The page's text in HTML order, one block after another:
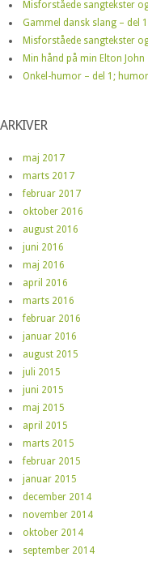
Misforståede sangtekster
Gammel dansk slang – del
Misforståede sangtekster
Min hånd på min Elton John
Onkel-humor – del 1;
ARKIVER
maj 2017
marts 2017
februar 2017
oktober 2016
august 2016
juni 2016
maj 2016
april 2016
marts 2016
februar 2016
januar 2016
august 2015
juli 2015
juni 2015
maj 2015
april 2015
marts 2015
februar 2015
januar 2015
december 2014
november 2014
oktober 2014
september 2014